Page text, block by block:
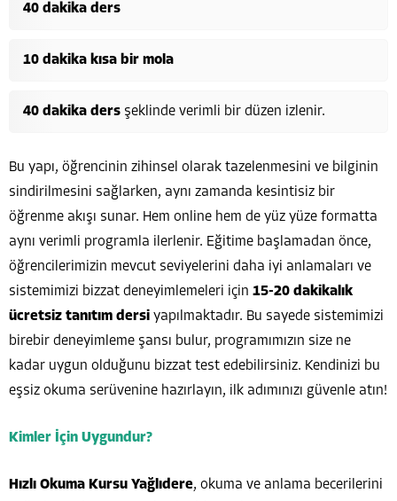
40 dakika ders
10 dakika kısa bir mola
40 dakika ders şeklinde verimli bir düzen izlenir.
Bu yapı, öğrencinin zihinsel olarak tazelenmesini ve bilginin
sindirilmesini sağlarken, aynı zamanda kesintisiz bir
öğrenme akışı sunar. Hem online hem de yüz yüze formatta
aynı verimli programla ilerlenir. Eğitime başlamadan önce,
öğrencilerimizin mevcut seviyelerini daha iyi anlamaları ve
sistemimizi bizzat deneyimlemeleri için 15-20 dakikalık
ücretsiz tanıtım dersi yapılmaktadır. Bu sayede sistemimizi
birebir deneyimleme şansı bulur, programımızın size ne
kadar uygun olduğunu bizzat test edebilirsiniz. Kendinizi bu
eşsiz okuma serüvenine hazırlayın, ilk adımınızı güvenle atın!
Kimler İçin Uygundur?
Hızlı Okuma Kursu Yağlıdere, okuma ve anlama becerilerini